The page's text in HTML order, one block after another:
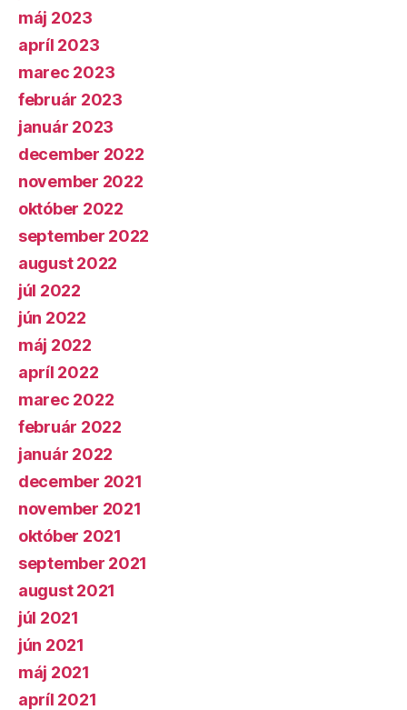
máj 2023
apríl 2023
marec 2023
február 2023
január 2023
december 2022
november 2022
október 2022
september 2022
august 2022
júl 2022
jún 2022
máj 2022
apríl 2022
marec 2022
február 2022
január 2022
december 2021
november 2021
október 2021
september 2021
august 2021
júl 2021
jún 2021
máj 2021
apríl 2021